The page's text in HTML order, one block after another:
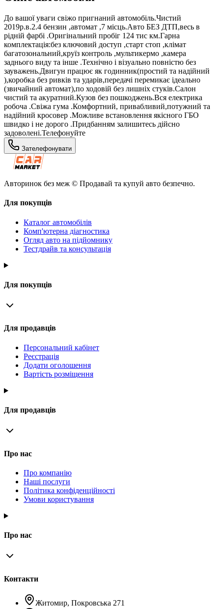
До вашої уваги свіжо пригнаний автомобіль.Чистий
2019р.в.2.4 бензин ,автомат ,7 місць.Авто БЕЗ ДТП,весь в
рідній фарбі .Оригінальний пробіг 124 тис км.Гарна
комплектація:без ключовий доступ ,старт стоп ,клімат
багатозональний,круїз контроль ,мультикермо ,камера
заднього виду та інше .Технічно і візуально повністю без
зауважень.Двигун працює як годинник(простий та надійний
),коробка без ривків та ударів,передачі перемикає ідеально
(звичайний автомат),по ходовій без лишніх стуків.Салон
чистий та акуратний.Кузов без пошкоджень.Вся електрика
робоча .Свіжа гума .Комфортний, привабливий,потужний та
надійний кросовер .Можливе встановлення якісного ГБО
швидко і не дорого .Придбанням залишитесь дійсно
задоволені.Телефонуйте
Зателефонувати
Авторинок без меж © Продавай та купуй авто безпечно.
Для покупців
Каталог автомобілів
Комп'ютерна діагностика
Огляд авто на підйомнику
Тестдрайв та консультація
Для покупців
Для продавців
Персональний кабінет
Реєстрація
Додати оголошення
Вартість розміщення
Для продавців
Про нас
Про компанію
Наші послуги
Політика конфіденційності
Умови користування
Про нас
Контакти
Житомир, Покровська 271